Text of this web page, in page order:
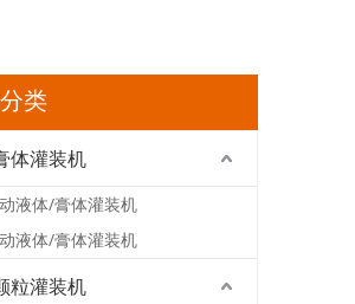
类
体灌装机
液体/膏体灌装机
液体/膏体灌装机
粒灌装机